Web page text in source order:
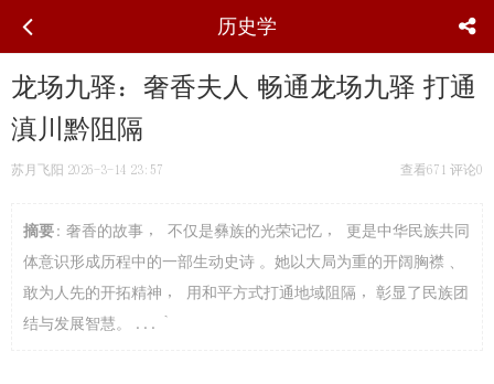
历史学
龙场九驿：奢香夫人 畅通龙场九驿 打通
滇川黔阻隔
苏月飞阳 2026-3-14 23:57 查看671 评论0
摘要 : 奢香的故事 ， 不仅是彝族的光荣记忆 ， 更是中华民族共同
体意识形成历程中的一部生动史诗 。她以大局为重的开阔胸襟 、
敢为人先的开拓精神 ， 用和平方式打通地域阻隔 ，彰显了民族团
结与发展智慧。 ... `